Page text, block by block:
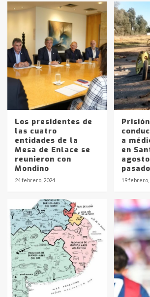
Los presidentes de
las cuatro
entidades de la
Mesa de Enlace se
reunieron con
Mondino
24 febrero, 2024
a
en
pasado
19 febrero,
Identidad de los
pampeanos que fueron
protagonistas del fatal
en la mañana del lunes
4
Accidente en Ruta 5:
joven de Trenque
5
Los precios de los
La Pampa, desde YPF
entre 857 a 1338 pesos